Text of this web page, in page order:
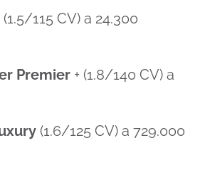
(1.5/115 CV) a 24.300
Premier + (1.8/140 CV) a
(1.6/125 CV) a 729.000